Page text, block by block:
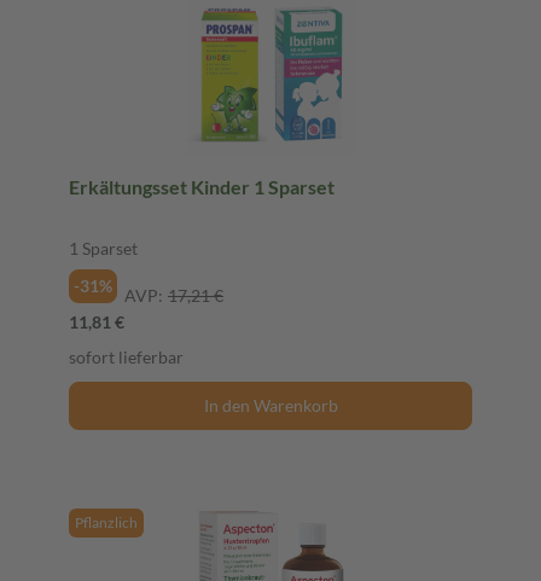
Erkältungsset Kinder 1 Sparset
1 Sparset
-31%
AVP: 17,21 €
11,81 €
sofort lieferbar
In den Warenkorb
Pflanzlich